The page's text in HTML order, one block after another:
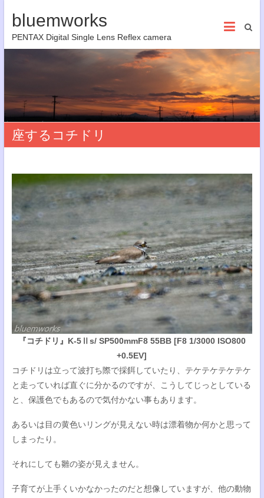
bluemworks
PENTAX Digital Single Lens Reflex camera
座するコチドリ
『コチドリ』K-5Ⅱs/ SP500mmF8 55BB [F8 1/3000 ISO800
+0.5EV]
コチドリは立って波打ち際で採餌していたり、テケテケテケテケ
と走っていれば直ぐに分かるのですが、こうしてじっとしている
と、保護色でもあるので気付かない事もあります。
あるいは目の黄色いリングが見えない時は漂着物か何かと思って
しまったり。
それにしても雛の姿が見えません。
子育てが上手くいかなかったのだと想像していますが、他の動物